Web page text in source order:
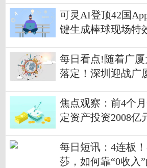
可灵AI登顶42国
键生成棒球现场特
每日看点!随着广
落定！深圳迎战广
焦点观察：前4个
定资产投资2008亿
每日短讯：4连板
莎，如何靠“0收入